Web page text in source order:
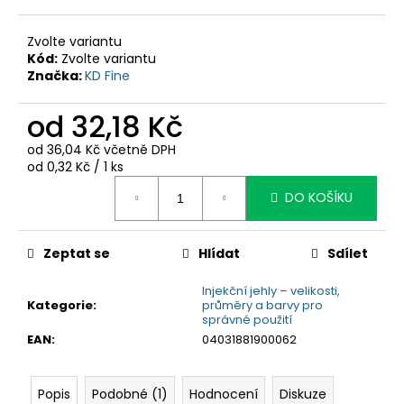
Zvolte variantu
Kód: Zvolte variantu
Značka:KD Fine
od 32,18 Kč
od 36,04 Kč včetně DPH
Měrná
od 0,32 Kč / 1 ks
DO KOŠÍKU
Kategorie:
Injekční jehly – velikosti,
průměry a barvy pro
správné použití
EAN: 04031881900062
Zeptat se Hlídat Sdílet
Popis Podobné (1) Hodnocení Diskuze
č
u
e
m
e